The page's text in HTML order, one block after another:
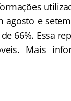
agosto e
66%. Essa
Mais